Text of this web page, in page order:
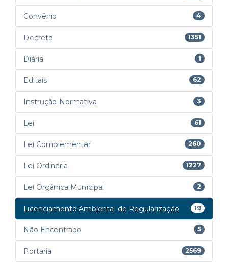
Convênio 4
Decreto 1351
Diária 1
Editais 62
Instrução Normativa 3
Lei 61
Lei Complementar 260
Lei Ordinária 1227
Lei Orgânica Municipal 2
Licenciamento Ambiental de Regularização 19
Não Encontrado 5
Portaria 2569